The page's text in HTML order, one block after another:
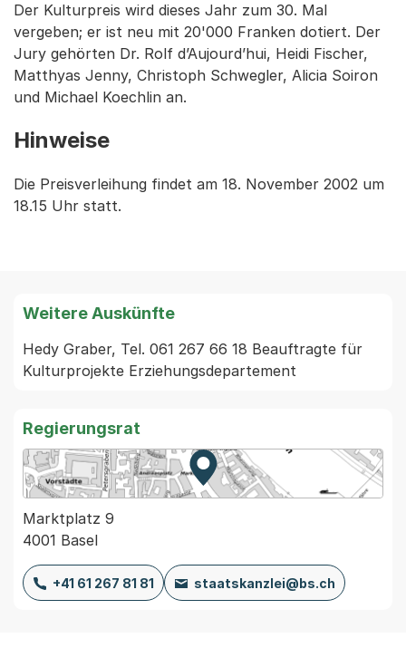
Der Kulturpreis wird dieses Jahr zum 30. Mal
vergeben; er ist neu mit 20'000 Franken dotiert. Der
Jury gehörten Dr. Rolf d’Aujourd’hui, Heidi Fischer,
Matthyas Jenny, Christoph Schwegler, Alicia Soiron
und Michael Koechlin an.
Hinweise
Die Preisverleihung findet am 18. November 2002 um
18.15 Uhr statt.
Weitere Auskünfte
Hedy Graber, Tel. 061 267 66 18 Beauftragte für
Kulturprojekte Erziehungsdepartement
Regierungsrat
Zur Karte von MapBS.
Externer Link, wird in einem
Marktplatz 9
4001 Basel
+41 61 267 81 81 staatskanzlei@bs.ch